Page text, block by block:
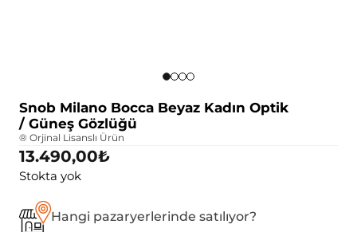
Snob Milano Bocca Beyaz Kadın Optik
/ Güneş Gözlüğü
® Orjinal Lisanslı Ürün
13.490,00₺
Stokta yok
Hangi pazaryerlerinde satılıyor?